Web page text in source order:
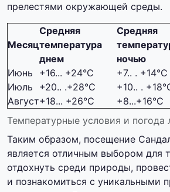
прелестями окружающей среды.
Температурные условия и погода
Месяц
Средняя
температура
днем
Средняя
ночью
Июнь
+16... +24°C +7.. . +14°C
Июль
+20.. .+28°C +10.. .
Август+18... +26°C +8...+16°C
Таким образом, посещение
является отличным выбором для
отдохнуть среди природы,
и познакомиться с уникальными